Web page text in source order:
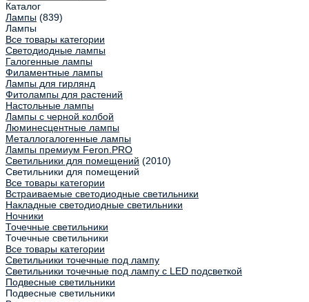
Каталог
Лампы (839)
Лампы
Все товары категории
Светодиодные лампы
Галогенные лампы
Филаментные лампы
Лампы для гирлянд
Фитолампы для растений
Настольные лампы
Лампы с черной колбой
Люминесцентные лампы
Металлогалогенные лампы
Лампы премиум Feron.PRO
Светильники для помещений (2010)
Светильники для помещений
Все товары категории
Встраиваемые светодиодные светильники
Накладные светодиодные светильники
Ночники
Точечные светильники
Точечные светильники
Все товары категории
Светильники точечные под лампу
Светильники точечные под лампу с LED подсветкой
Подвесные светильники
Подвесные светильники